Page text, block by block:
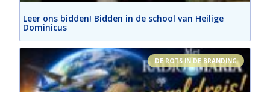
Leer ons bidden! Bidden in de school van Heilige
Dominicus
DE ROTS IN DE BRANDING